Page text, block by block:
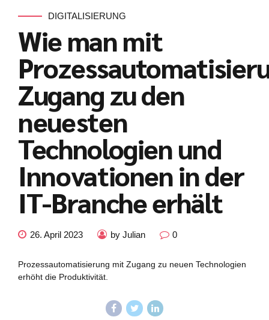
DIGITALISIERUNG
Wie man mit
Zugang zu den
neuesten
Technologien und
Innovationen in der
IT-Branche erhält
26. April 2023 by Julian 0
Prozessautomatisierung mit Zugang zu neuen Technologien
erhöht die Produktivität.